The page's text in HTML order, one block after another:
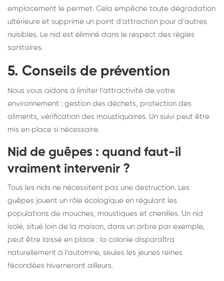
emplacement le permet. Cela empêche toute dégradation
ultérieure et supprime un point d’attraction pour d’autres
nuisibles. Le nid est éliminé dans le respect des règles
sanitaires.
5. Conseils de prévention
Nous vous aidons à limiter l’attractivité de votre
environnement : gestion des déchets, protection des
aliments, vérification des moustiquaires. Un suivi peut être
mis en place si nécessaire.
Nid de guêpes : quand faut-il
vraiment intervenir ?
Tous les nids ne nécessitent pas une destruction. Les
guêpes jouent un rôle écologique en régulant les
populations de mouches, moustiques et chenilles. Un nid
isolé, situé loin de la maison, dans un arbre par exemple,
peut être laissé en place : la colonie disparaîtra
naturellement à l’automne, seules les jeunes reines
fécondées hiverneront ailleurs.